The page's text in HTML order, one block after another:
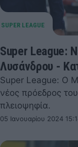
Super League:
Λυσάνδρου -
Super League: Ο
νέος πρόεδρος
πλειοψηφία.
05 Ιανουαρίου 2024